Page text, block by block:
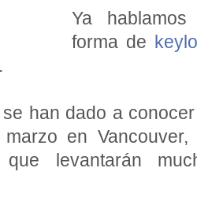
Ya
forma de
.
se han dado a
en
que levantarán